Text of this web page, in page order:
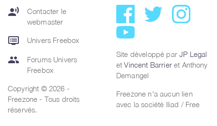
record_voice_over
Contacter le
webmaster
dvr Univers Freebox
group
Forums Univers
Freebox
Copyright © 2026 -
Freezone - Tous droits
réservés.
Site développé parJP Legal
etVincent Barrieret Anthony
Demangel
Freezone n'a aucun lien
avec la société Iliad / Free